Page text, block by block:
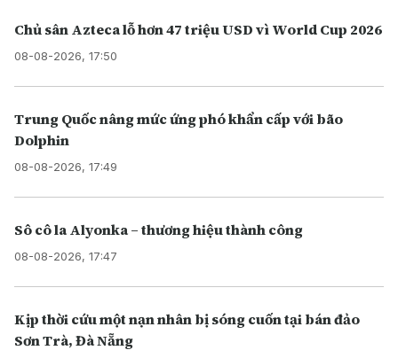
Chủ sân Azteca lỗ hơn 47 triệu USD vì World Cup 2026
08-08-2026, 17:50
Trung Quốc nâng mức ứng phó khẩn cấp với bão
Dolphin
08-08-2026, 17:49
Sô cô la Alyonka – thương hiệu thành công
08-08-2026, 17:47
Kịp thời cứu một nạn nhân bị sóng cuốn tại bán đảo
Sơn Trà, Đà Nẵng